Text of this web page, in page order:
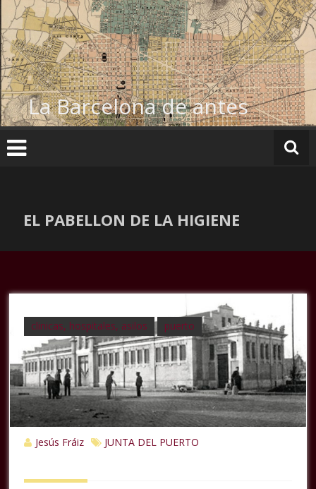
contenido
La Barcelona de antes
EL PABELLON DE LA HIGIENE
clinicas, hospitales, asilos puerto
Jesús Fráiz JUNTA DEL PUERTO